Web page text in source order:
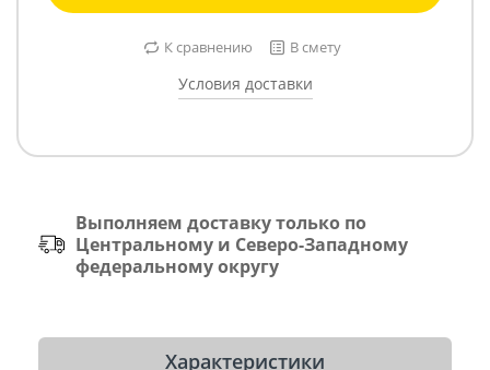
К сравнению В смету
Условия доставки
Выполняем доставку только по
Центральному и Северо-Западному
федеральному округу
Характеристики